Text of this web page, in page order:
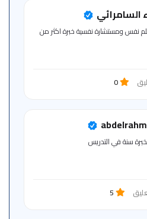
السامرائي
نفس ومستشارة نفسية خبرة اكثر من
0
سنة في التدريس
5